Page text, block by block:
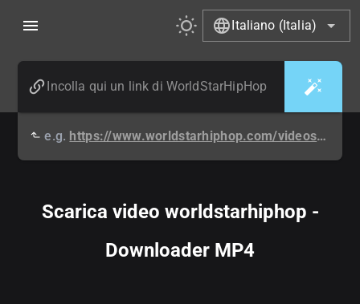
Italiano (Italia)
e.g. https://www.worldstarhiphop.com/videos/video.php?v=wshh6a7q1ny0G34ZwuIO
Scarica video worldstarhiphop -
Downloader MP4